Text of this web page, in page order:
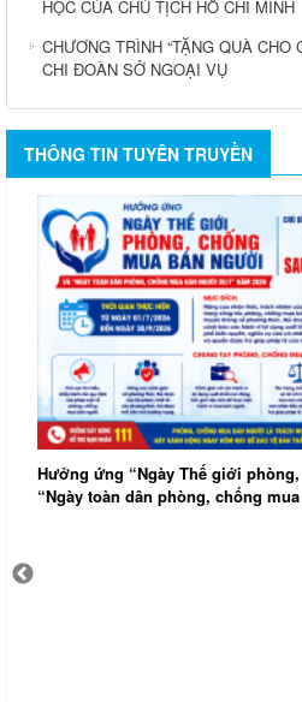
HỌC CỦA CHỦ TỊCH HỒ CHÍ MINH
CHƯƠNG TRÌNH “TẶNG QUÀ CHO
CHI ĐOÀN SỞ NGOẠI VỤ
THÔNG TIN TUYÊN TRUYỀN
Hưởng ứng “Ngày Thế giới
“Ngày toàn dân phòng, chống